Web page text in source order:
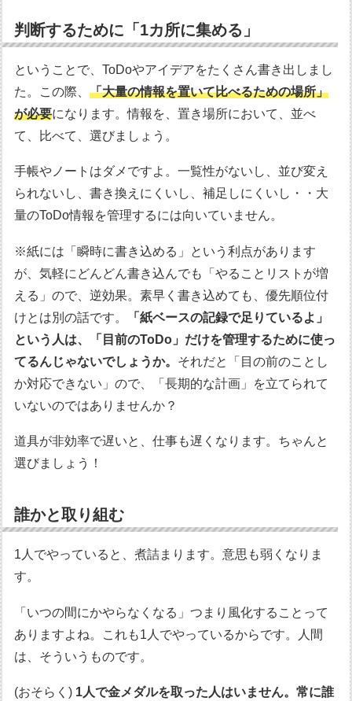
判断するために「1カ所に集める」
ということで、ToDoやアイデアをたくさん書き出しまし
た。この際、「大量の情報を置いて比べるための場所」
が必要になります。情報を、置き場所において、並べ
て、比べて、選びましょう。
手帳やノートはダメですよ。一覧性がないし、並び変え
られないし、書き換えにくいし、補足しにくいし・・大
量のToDo情報を管理するには向いていません。
※紙には「瞬時に書き込める」という利点があります
が、気軽にどんどん書き込んでも「やることリストが増
える」ので、逆効果。素早く書き込めても、優先順位付
けとは別の話です。
「紙ベースの記録で足りているよ」
という人は、「目前のToDo」だけを管理するために使っ
てるんじゃないでしょうか。 それだと「目の前のことし
か対応できない」ので、「長期的な計画」を立てられて
いないのではありませんか？
道具が非効率で遅いと、仕事も遅くなります。ちゃんと
選びましょう！
誰かと取り組む
1人でやっていると、煮詰まります。意思も弱くなりま
す。
「いつの間にかやらなくなる」つまり風化することって
ありますよね。これも1人でやっているからです。人間
は、そういうものです。
(おそらく) 1人で金メダルを取った人はいません。常に誰